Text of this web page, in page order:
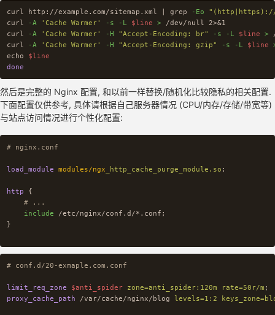
curl http://example.com/sitemap.xml | grep -Eo
"(http|https)://
curl
-A 'Cache Warmer' -s -L $line > /dev/null 2>&1
curl
-A 'Cache Warmer' -H "Accept-Encoding: br" -s -L $line >
curl
-A 'Cache Warmer' -H "Accept-Encoding: gzip" -s -L $line
echo
$line
done
然后是完整的 Nginx 配置, 和以前一样替换/随机化比较隐私的相关配置.
下面配置仅供参考, 具体请根据自己服务器情况 (CPU/内存/存储/带宽等)
与站点访问情况进行个性化配置:
# nginx.conf
load_module modules/ngx _http_cache_purge_module.so ;
http
{
# ...
include
/etc/nginx/conf.d/*.conf ;
}
# conf.d/20-exmaple.com.conf
limit_req_zone $anti_spider zone=anti_spider:120m rate=50r/m ;
proxy_cache_path
/var/cache/nginx/blog levels=1:2